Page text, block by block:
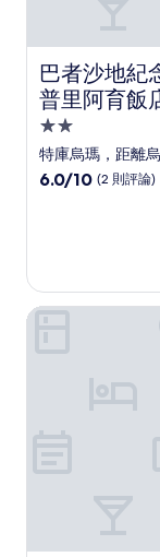
巴者沙地紀
普里阿育飯
巴者沙地紀念
2.0
星
級
特庫烏瑪，距離
6.0
則
評
6.0/10 (2 則評論)
普雷米索爾灣飯店